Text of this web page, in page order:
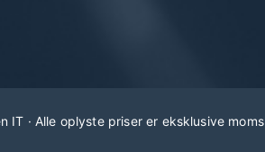
IT · Alle oplyste priser er eksklusive moms